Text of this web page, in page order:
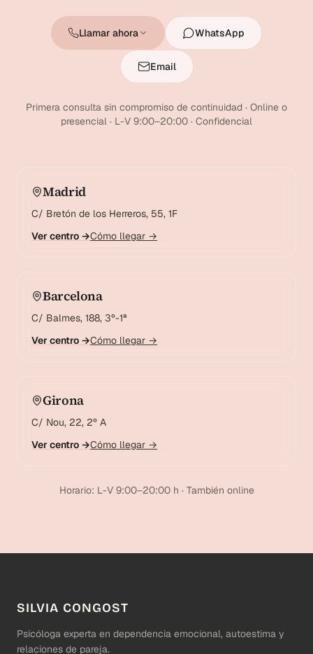
Llamar ahora WhatsApp
Email
Primera consulta sin compromiso de continuidad · Online o
presencial · L-V 9:00–20:00 · Confidencial
Madrid
C/ Bretón de los Herreros, 55, 1F
Ver centro →Cómo llegar →
Barcelona
C/ Balmes, 188, 3º-1ª
Ver centro →Cómo llegar →
Girona
C/ Nou, 22, 2º A
Ver centro →Cómo llegar →
Horario: L-V 9:00–20:00 h · También online
SILVIA CONGOST
Psicóloga experta en dependencia emocional, autoestima y
relaciones de pareja.